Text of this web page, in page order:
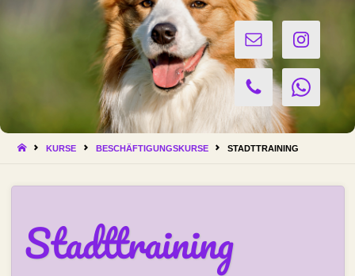
STARTKURSE BESCHÄFTIGUNGSKURSE STADTTRAINING
Stadttraining